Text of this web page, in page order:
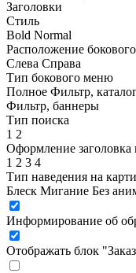
Заголовки
Стиль
Bold Normal
Расположение
Слева Справа
Тип бокового меню
Полное Фильтр,
Фильтр, баннеры
Тип поиска
1 2
Оформление
1 2 3 4
Тип наведения на
Блеск Мигание Без
Информирование об
Отображать блок